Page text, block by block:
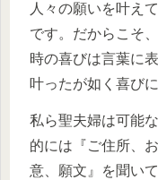
人々の願いを叶え
です。だからこそ
時の喜びは言葉に
叶ったが如く喜び
私ら聖夫婦は可能
的には『ご住所、
意、願文』を聞い